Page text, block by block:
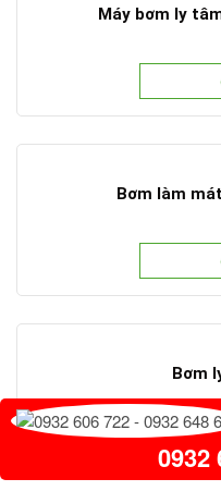
Máy bơm ly
Bơm làm
Bơm
0932